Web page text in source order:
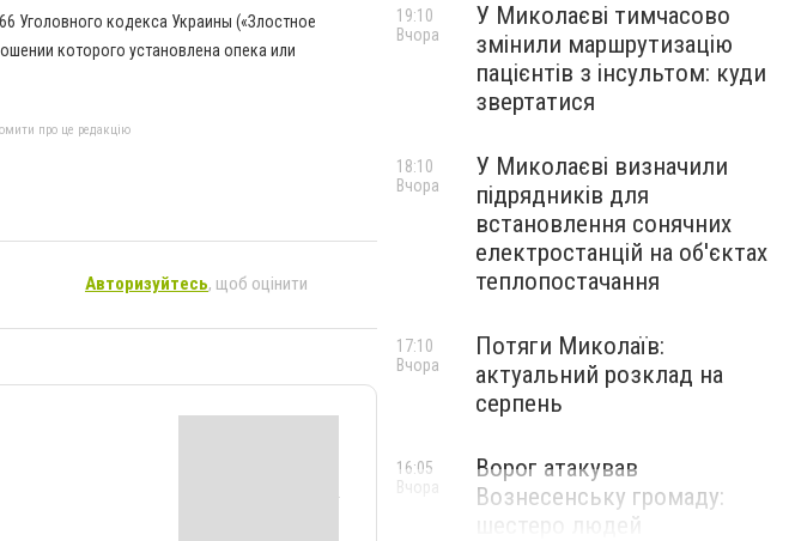
Уголовного кодекса Украины («Злостное
которого установлена опека или
про це редакцію
Авторизуйтесь, щоб оцінити
У Миколаєві тимчасово
змінили маршрутизацію
пацієнтів з інсультом: куди
звертатися
19:10
Вчора
У Миколаєві визначили
підрядників для
встановлення сонячних
електростанцій на об'єктах
теплопостачання
18:10
Вчора
Потяги Миколаїв:
актуальний розклад на
серпень
17:10
Вчора
Ворог атакував
Вознесенську громаду:
шестеро людей
16:05
Вчора